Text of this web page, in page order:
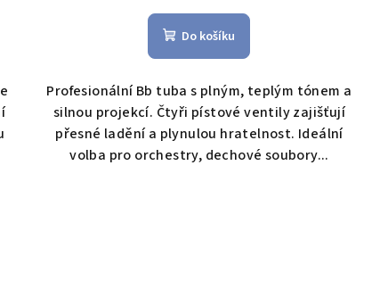
Do košíku
Profesionální Bb tuba s plným, teplým tónem a
silnou projekcí. Čtyři pístové ventily zajišťují
přesné ladění a plynulou hratelnost. Ideální
volba pro orchestry, dechové soubory...